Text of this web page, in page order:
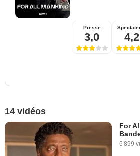
Presse
3,0 4,2
14 vidéos
For
6 899